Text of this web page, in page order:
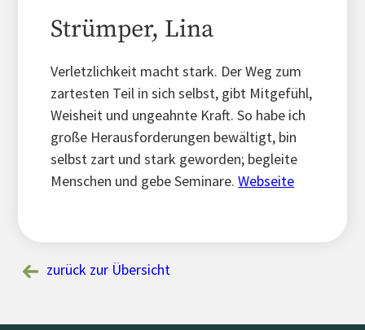
Strümper, Lina
Verletzlichkeit macht stark. Der Weg zum
zartesten Teil in sich selbst, gibt Mitgefühl,
Weisheit und ungeahnte Kraft. So habe ich
große Herausforderungen bewältigt, bin
selbst zart und stark geworden; begleite
Menschen und gebe Seminare.Webseite
zurück zur Übersicht